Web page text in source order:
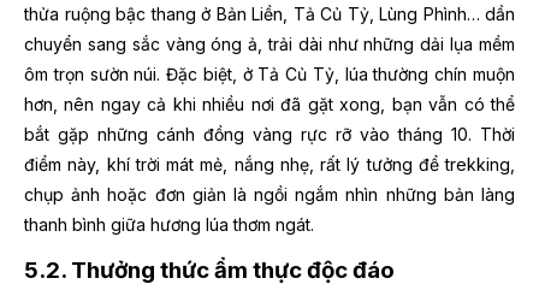
thửa ruộng bậc thang ở Bản Liền, Tả Củ Tỷ, Lùng Phình… dần
chuyển sang sắc vàng óng ả, trải dài như những dải lụa mềm
ôm trọn sườn núi. Đặc biệt, ở Tả Củ Tỷ, lúa thường chín muộn
hơn, nên ngay cả khi nhiều nơi đã gặt xong, bạn vẫn có thể
bắt gặp những cánh đồng vàng rực rỡ vào tháng 10. Thời
điểm này, khí trời mát mẻ, nắng nhẹ, rất lý tưởng để trekking,
chụp ảnh hoặc đơn giản là ngồi ngắm nhìn những bản làng
thanh bình giữa hương lúa thơm ngát.
5.2. Thưởng thức ẩm thực độc đáo